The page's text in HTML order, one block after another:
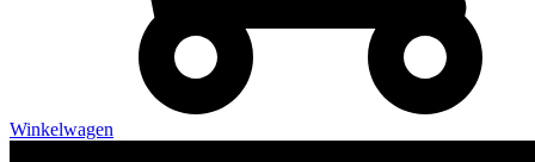
Winkelwagen